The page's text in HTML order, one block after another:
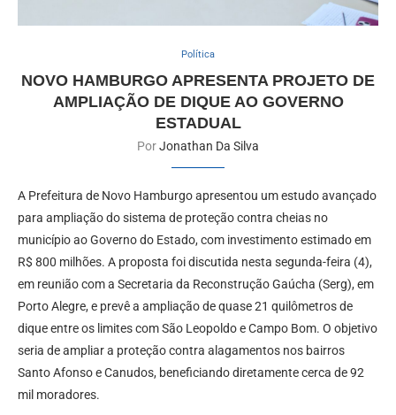
Política
NOVO HAMBURGO APRESENTA PROJETO DE
AMPLIAÇÃO DE DIQUE AO GOVERNO
ESTADUAL
PorJonathan Da Silva
A Prefeitura de Novo Hamburgo apresentou um estudo avançado
para ampliação do sistema de proteção contra cheias no
município ao Governo do Estado, com investimento estimado em
R$ 800 milhões. A proposta foi discutida nesta segunda-feira (4),
em reunião com a Secretaria da Reconstrução Gaúcha (Serg), em
Porto Alegre, e prevê a ampliação de quase 21 quilômetros de
dique entre os limites com São Leopoldo e Campo Bom. O objetivo
seria de ampliar a proteção contra alagamentos nos bairros
Santo Afonso e Canudos, beneficiando diretamente cerca de 92
mil moradores.